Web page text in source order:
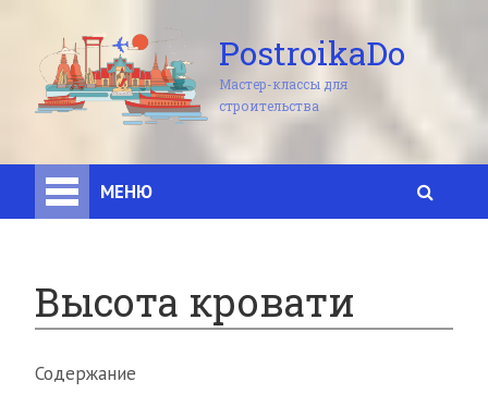
PostroikaDo
Мастер-классы для
строительства
МЕНЮ
Высота кровати
Содержание